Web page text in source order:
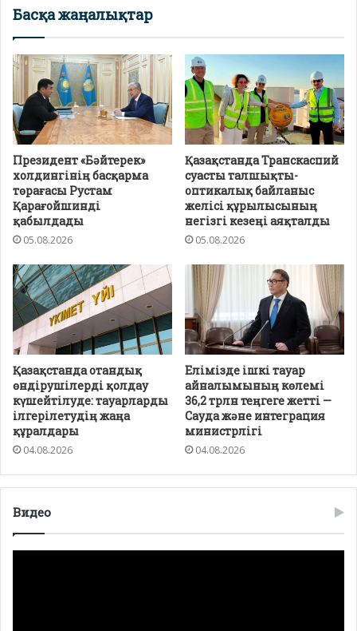
Басқа жаңалықтар
Президент «Бәйтерек»
холдингінің басқарма
төрағасы Рустам
Қарағойшинді
қабылдады
05.08.2026
Қазақстанда Транскаспий
суасты талшықты-
оптикалық байланыс
желісі құрылысының
негізгі кезеңі аяқталды
05.08.2026
Қазақстанда отандық
өндірушілерді қолдау
күшейтілуде: тауарларды
ілгерілетудің жаңа
құралдары
04.08.2026
Елімізде ішкі тауар
айналымының көлемі
36,2 трлн теңгеге жетті —
Сауда және интеграция
министрлігі
04.08.2026
Видео